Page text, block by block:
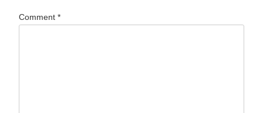
Comment*